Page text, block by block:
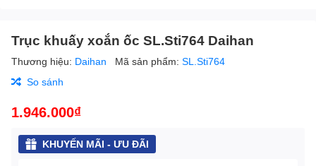
Trục khuấy xoắn ốc SL.Sti764 Daihan
Thương hiệu: Daihan Mã sản phẩm: SL.Sti764
So sánh
1.946.000₫
KHUYẾN MÃI - ƯU ĐÃI